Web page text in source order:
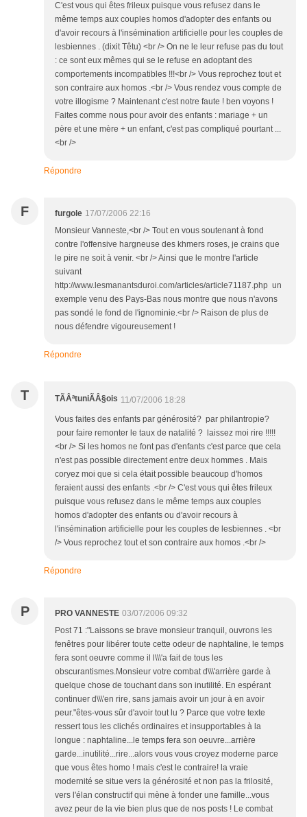
C'est vous qui êtes frileux puisque vous refusez dans le
même temps aux couples homos d'adopter des enfants ou
d'avoir recours à l'insémination artificielle pour les couples de
lesbiennes . (dixit Têtu) <br /> On ne le leur refuse pas du tout
: ce sont eux mêmes qui se le refuse en adoptant des
comportements incompatibles !!!<br /> Vous reprochez tout et
son contraire aux homos .<br /> Vous rendez vous compte de
votre illogisme ? Maintenant c'est notre faute ! ben voyons !
Faites comme nous pour avoir des enfants : mariage + un
père et une mère + un enfant, c'est pas compliqué pourtant ...
<br />
Répondre
F furgole 17/07/2006 22:16
Monsieur Vanneste,<br /> Tout en vous soutenant à fond
contre l'offensive hargneuse des khmers roses, je crains que
le pire ne soit à venir. <br /> Ainsi que le montre l'article
suivant
http://www.lesmanantsduroi.com/articles/article71187.php un
exemple venu des Pays-Bas nous montre que nous n'avons
pas sondé le fond de l'ignominie.<br /> Raison de plus de
nous défendre vigoureusement !
Répondre
T TÃÂªtuniÃÂ§ois 11/07/2006 18:28
Vous faites des enfants par générosité? par philantropie?
pour faire remonter le taux de natalité ? laissez moi rire !!!!!
<br /> Si les homos ne font pas d'enfants c'est parce que cela
n'est pas possible directement entre deux hommes . Mais
coryez moi que si cela était possible beaucoup d'homos
feraient aussi des enfants .<br /> C'est vous qui êtes frileux
puisque vous refusez dans le même temps aux couples
homos d'adopter des enfants ou d'avoir recours à
l'insémination artificielle pour les couples de lesbiennes . <br
/> Vous reprochez tout et son contraire aux homos .<br />
Répondre
P PRO VANNESTE 03/07/2006 09:32
Post 71 :"Laissons se brave monsieur tranquil, ouvrons les
fenêtres pour libérer toute cette odeur de naphtaline, le temps
fera sont oeuvre comme il l\\\'a fait de tous les
obscurantismes.Monsieur votre combat d\\\'arrière garde à
quelque chose de touchant dans son inutilité. En espérant
continuer d\\\'en rire, sans jamais avoir un jour à en avoir
peur."êtes-vous sûr d'avoir tout lu ? Parce que votre texte
ressert tous les clichés ordinaires et insupportables à la
longue : naphtaline...le temps fera son oeuvre...arrière
garde...inutilité...rire...alors vous vous croyez moderne parce
que vous êtes homo ! mais c'est le contraire! la vraie
modernité se situe vers la générosité et non pas la frilosité,
vers l'élan constructif qui mène à fonder une famille...vous
avez peur de la vie bien plus que de nos posts ! Le combat